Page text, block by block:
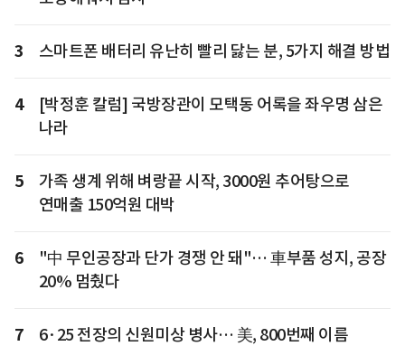
3 스마트폰 배터리 유난히 빨리 닳는 분, 5가지 해결 방법
4
[박정훈 칼럼] 국방장관이 모택동 어록을 좌우명 삼은
나라
5
가족 생계 위해 벼랑끝 시작, 3000원 추어탕으로
연매출 150억원 대박
6
"中 무인공장과 단가 경쟁 안 돼"… 車부품 성지, 공장
20% 멈췄다
7
6·25 전장의 신원미상 병사… 美, 800번째 이름